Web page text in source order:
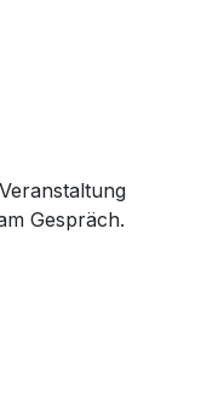
Gespräch.